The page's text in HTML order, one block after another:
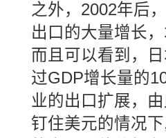
之外，2002年后
出口的大量增长
而且可以看到，
过GDP增长量的
业的出口扩展，
钉住美元的情况